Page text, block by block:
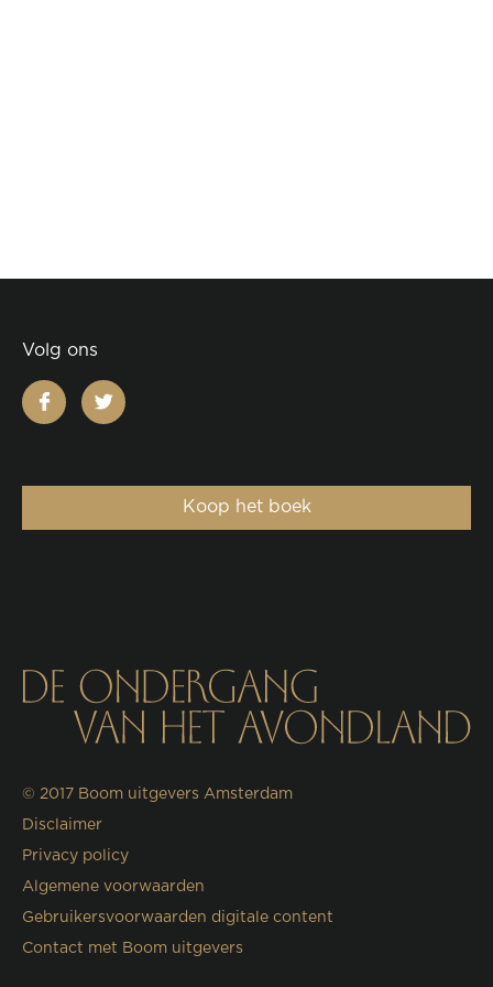
Volg ons
facebooktwitter
Koop het boek
© 2017 Boom uitgevers Amsterdam
Disclaimer
Privacy policy
Algemene voorwaarden
Gebruikersvoorwaarden digitale content
Contact met Boom uitgevers